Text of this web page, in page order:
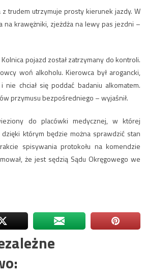
trudem utrzymuje prosty kierunek jazdy. W
na krawężniki, zjeżdża na lewy pas jezdni –
pojazd został zatrzymany do kontroli.
woń alkoholu. Kierowca był arogancki,
chciał się poddać badaniu alkomatem.
przymusu bezpośredniego – wyjaśnił.
do placówki medycznej, w której
którym będzie można sprawdzić stan
spisywania protokołu na komendzie
że jest sędzią Sądu Okręgowego we